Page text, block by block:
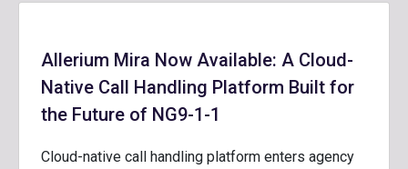
Allerium Mira Now Available: A Cloud-
Native Call Handling Platform Built for
the Future of NG9-1-1
Cloud-native call handling platform enters agency